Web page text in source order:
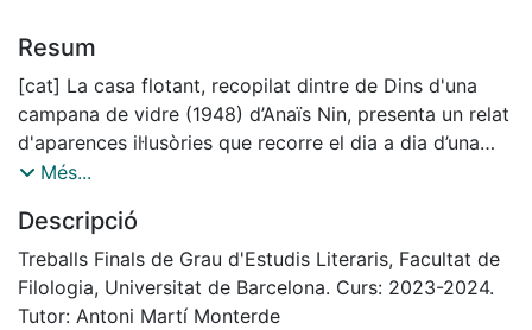
Resum
[cat] La casa flotant, recopilat dintre de Dins d'una
campana de vidre (1948) d’Anaïs Nin, presenta un relat
d'aparences il·lusòries que recorre el dia a dia d’una
dona que habita en una barcassa situada al Sena, a
figura del flâneur per a transitar per diversos indrets
de la ciutat, centrant-se en l’exploració del desig
oníric que li proporciona les ondulacions de l’aigua
dins de la barcassa. En aquest treball,
Més...
Descripció
Treballs Finals de Grau d'Estudis Literaris, Facultat de
Filologia, Universitat de Barcelona. Curs: 2023-2024.
Tutor: Antoni Martí Monterde